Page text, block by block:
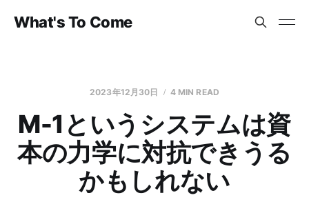
What's To Come
2023年12月30日 4 MIN READ
M-1というシステムは資
本の力学に対抗できうる
かもしれない